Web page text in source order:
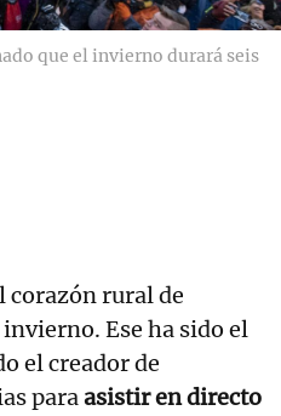
que el invierno durará seis
corazón rural de
Ese ha sido el
el creador de
paraasistir en directo